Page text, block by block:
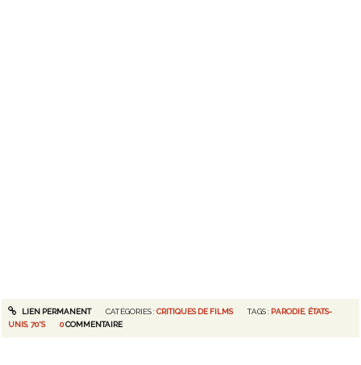
LIEN PERMANENT CATÉGORIES :CRITIQUES DE FILMS TAGS : PARODIE, ÉTATS-
UNIS,70'S 0COMMENTAIRE